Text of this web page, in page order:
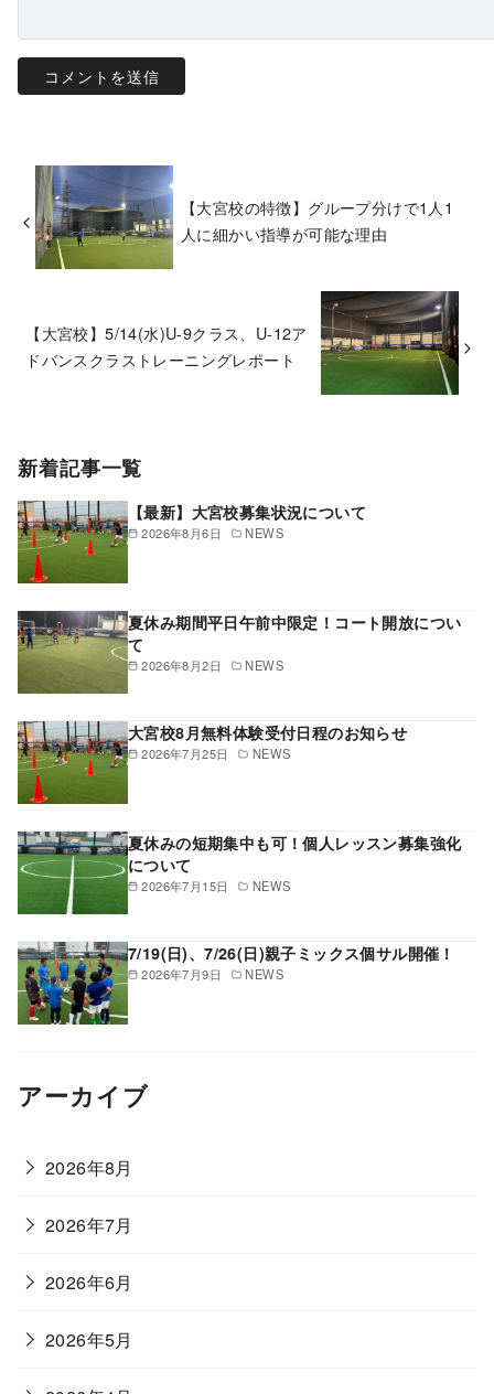
【大宮校の特徴】グループ分けで1人1
人に細かい指導が可能な理由
【大宮校】5/14(水)U-9クラス、U-12ア
ドバンスクラストレーニングレポート
新着記事一覧
2026年8月6日 NEWS
【最新】大宮校募集状況について
2026年8月2日 NEWS
夏休み期間平日午前中限定！コート開放につい
て
2026年7月25日 NEWS
大宮校8月無料体験受付日程のお知らせ
2026年7月15日 NEWS
夏休みの短期集中も可！個人レッスン募集強化
について
2026年7月9日 NEWS
7/19(日)、7/26(日)親子ミックス個サル開催！
アーカイブ
2026年8月
2026年7月
2026年6月
2026年5月